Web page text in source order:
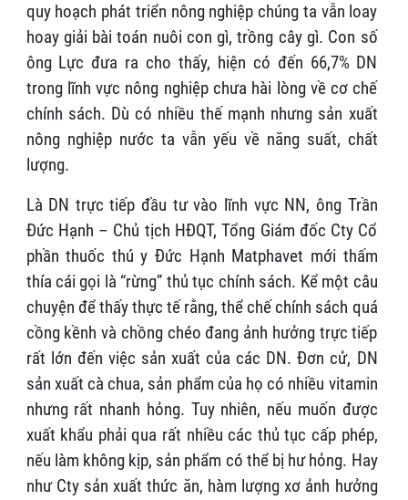
quy hoạch phát triển nông nghiệp chúng ta vẫn loay
hoay giải bài toán nuôi con gì, trồng cây gì. Con số
ông Lực đưa ra cho thấy, hiện có đến 66,7% DN
trong lĩnh vực nông nghiệp chưa hài lòng về cơ chế
chính sách. Dù có nhiều thế mạnh nhưng sản xuất
nông nghiệp nước ta vẫn yếu về năng suất, chất
lượng.
Là DN trực tiếp đầu tư vào lĩnh vực NN, ông Trần
Đức Hạnh – Chủ tịch HĐQT, Tổng Giám đốc Cty Cổ
phần thuốc thú y Đức Hạnh Matphavet mới thấm
thía cái gọi là “rừng” thủ tục chính sách. Kể một câu
chuyện để thấy thực tế rằng, thể chế chính sách quá
cồng kềnh và chồng chéo đang ảnh hưởng trực tiếp
rất lớn đến việc sản xuất của các DN. Đơn cử, DN
sản xuất cà chua, sản phẩm của họ có nhiều vitamin
nhưng rất nhanh hỏng. Tuy nhiên, nếu muốn được
xuất khẩu phải qua rất nhiều các thủ tục cấp phép,
nếu làm không kịp, sản phẩm có thể bị hư hỏng. Hay
như Cty sản xuất thức ăn, hàm lượng xơ ảnh hưởng